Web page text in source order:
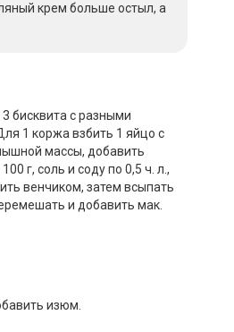
крем больше остыл, а
3 бисквита с разными
1 коржа взбить 1 яйцо с
массы, добавить
г, соль и соду по 0,5 ч. л.,
венчиком, затем всыпать
и добавить мак.
изюм.